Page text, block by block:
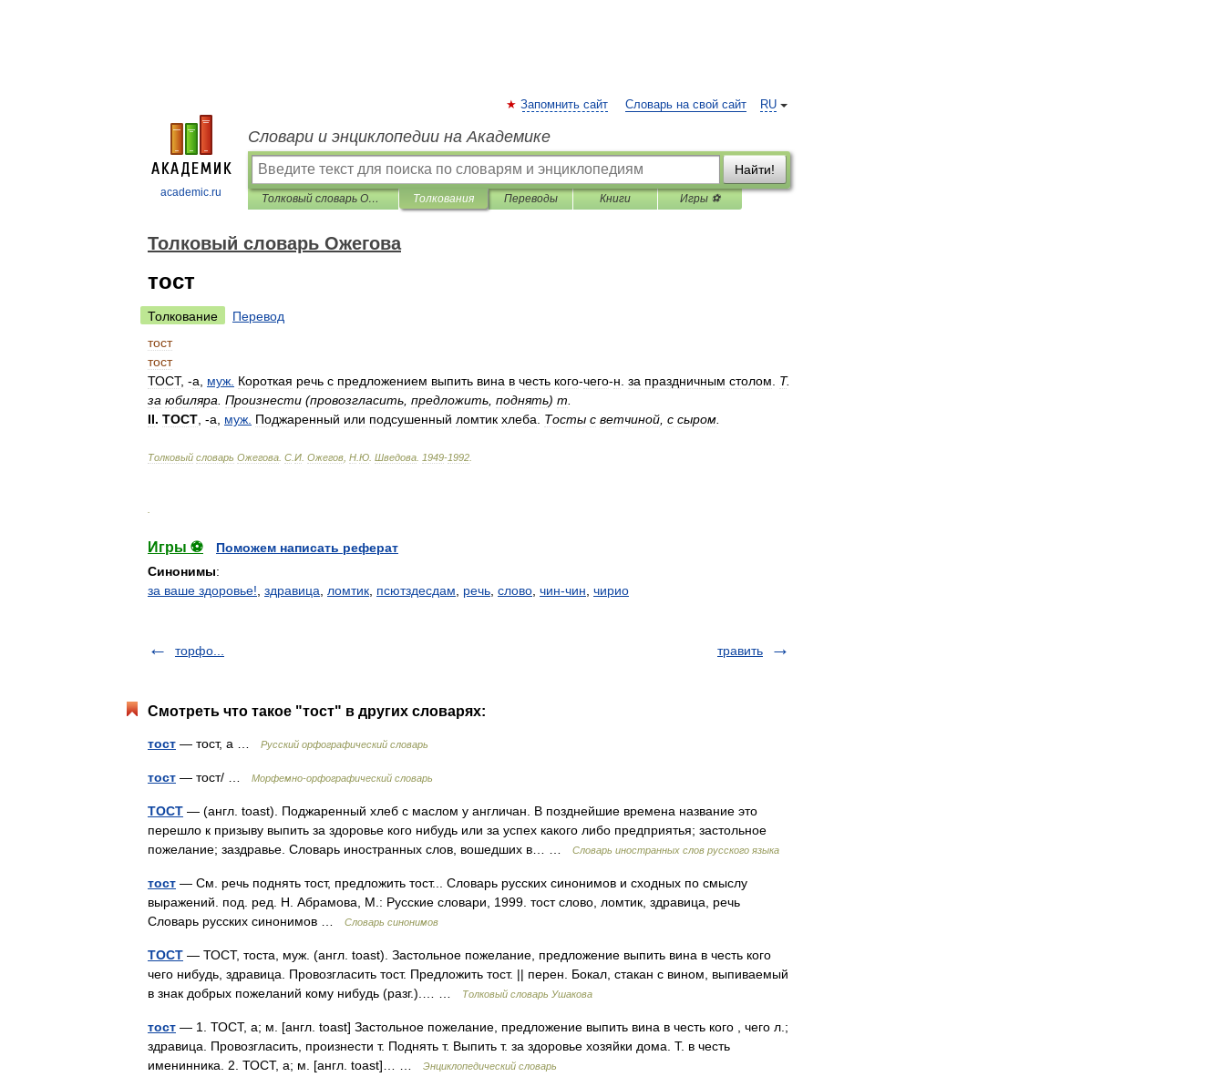
academic.ru
RU
Запомнить сайт Словарь на свой сайт
Словари и энциклопедии на Академике
Найти!
Толковый словарь Ожегова Толкования Переводы Книги Игры ⚽
Толковый словарь Ожегова
тост
Толкование
Перевод
тост
тост
ТОСТ, -а муж Короткая речь с предложением выпить вина в честь кого-чего-н за праздничным столом Т.
за юбиляра Произнести (провозгласить предложить поднять) т
II. ТОСТ , -а муж Поджаренный или подсушенный ломтик хлеба Тосты с ветчиной с сыром
Толковый словарь Ожегова С И Ожегов Н Ю Шведова 1949-1992
Игры ⚽
Поможем написать реферат
Синонимы:
за ваше здоровье! здравица ломтик псютздесдам речь слово чин-чин чирио
торфо... травить
Смотреть что такое "тост" в других словарях:
тост — тост, а … Русский орфографический словарь
тост — тост/ … Морфемно-орфографический словарь
ТОСТ — (англ. toast). Поджаренный хлеб с маслом у англичан. В позднейшие времена название это
перешло к призыву выпить за здоровье кого нибудь или за успех какого либо предприятья; застольное
пожелание; заздравье. Словарь иностранных слов, вошедших в… …
Словарь иностранных слов русского языка
тост — См. речь поднять тост, предложить тост... Словарь русских синонимов и сходных по смыслу
выражений. под. ред. Н. Абрамова, М.: Русские словари, 1999. тост слово, ломтик, здравица, речь
Словарь русских синонимов …
Словарь синонимов
ТОСТ — ТОСТ, тоста, муж. (англ. toast). Застольное пожелание, предложение выпить вина в честь кого
чего нибудь, здравица. Провозгласить тост. Предложить тост. || перен. Бокал, стакан с вином, выпиваемый
в знак добрых пожеланий кому нибудь (разг.).… …
Толковый словарь Ушакова
тост — 1. ТОСТ, а; м. [англ. toast] Застольное пожелание, предложение выпить вина в честь кого , чего л.;
здравица. Провозгласить, произнести т. Поднять т. Выпить т. за здоровье хозяйки дома. Т. в честь
именинника. 2. ТОСТ, а; м. [англ. toast]… …
Энциклопедический словарь